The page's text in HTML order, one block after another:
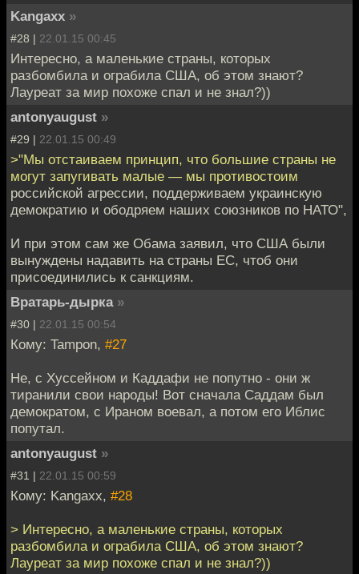
Kangaxx »
#28 | 22.01.15 00:45
Интересно, а маленькие страны, которых
разбомбила и ограбила США, об этом знают?
Лауреат за мир похоже спал и не знал?))
antonyaugust »
#29 | 22.01.15 00:49
>"Мы отстаиваем принцип, что большие страны не
могут запугивать малые — мы противостоим
российской агрессии, поддерживаем украинскую
демократию и ободряем наших союзников по НАТО",
И при этом сам же Обама заявил, что США были
вынуждены надавить на страны ЕС, чтоб они
присоединились к санкциям.
Вратарь-дырка »
#30 | 22.01.15 00:54
Кому: Tampon, #27
Не, с Хуссейном и Каддафи не попутно - они ж
тиранили свои народы! Вот сначала Саддам был
демократом, с Ираном воевал, а потом его Иблис
попутал.
antonyaugust »
#31 | 22.01.15 00:59
Кому: Kangaxx, #28
> Интересно, а маленькие страны, которых
разбомбила и ограбила США, об этом знают?
Лауреат за мир похоже спал и не знал?))